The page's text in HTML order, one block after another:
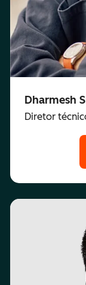
Dharmesh
Diretor